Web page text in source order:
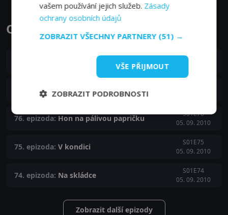
Oskarova oáza epizody
Skvělý obraz
S01E78
77. epizoda:Pro hrst kukuřice
76. epizoda: Hon na pálivou papričku
S01E76
05. 09. 2010
75. epizoda: V kondici
S01E75
05. 09. 2010
74. epizoda: Na skládce
S01E74
05. 09. 2010
Zobrazit další epizody
vašem používání jejich služeb. Zásady
ochrany osobních údajů
ZOBRAZIT VŠECHNY PARTNERY (51) →
VŠE PŘIJMOUT
ZOBRAZIT PODROBNOSTI